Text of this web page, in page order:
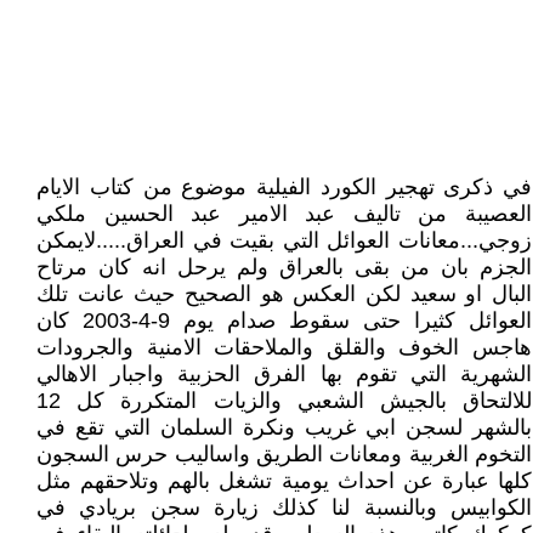
في ذكرى تهجير الكورد الفيلية موضوع من كتاب الايام
العصيبة من تاليف عبد الامير عبد الحسين ملكي
زوجي...معانات العوائل التي بقيت في العراق.....لايمكن
الجزم بان من بقى بالعراق ولم يرحل انه كان مرتاح
البال او سعيد لكن العكس هو الصحيح حيث عانت تلك
العوائل كثيرا حتى سقوط صدام يوم 9-4-2003 كان
هاجس الخوف والقلق والملاحقات الامنية والجرودات
الشهرية التي تقوم بها الفرق الحزبية واجبار الاهالي
للالتحاق بالجيش الشعبي والزيات المتكررة كل 12
بالشهر لسجن ابي غريب ونكرة السلمان التي تقع في
التخوم الغربية ومعانات الطريق واساليب حرس السجون
كلها عبارة عن احداث يومية تشغل بالهم وتلاحقهم مثل
الكوابيس وبالنسبة لنا كذلك زيارة سجن بريادي في